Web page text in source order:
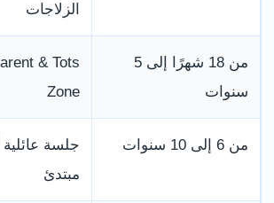
الزلاجات
من 18 شهرًا إلى 5
سنوات
Zone
من 6 إلى 10 سنوات
جلسة
مبتدئ